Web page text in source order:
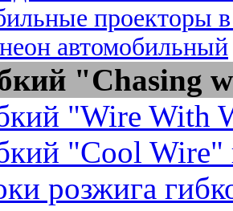
проекторы
автомобильный
"Chasing
"Wire With
"Cool Wire"
розжига